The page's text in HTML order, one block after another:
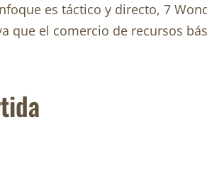
es táctico y directo, 7
que el comercio de recursos